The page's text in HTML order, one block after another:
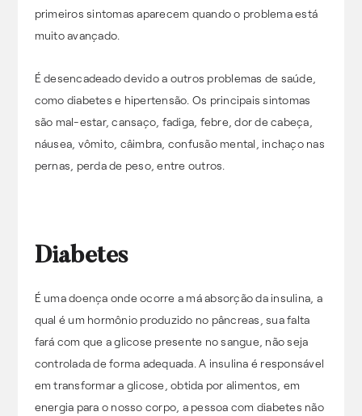
primeiros sintomas aparecem quando o problema está
muito avançado.
É desencadeado devido a outros problemas de saúde,
como diabetes e hipertensão. Os principais sintomas
são mal-estar, cansaço, fadiga, febre, dor de cabeça,
náusea, vômito, câimbra, confusão mental, inchaço nas
pernas, perda de peso, entre outros.
Diabetes
É uma doença onde ocorre a má absorção da insulina, a
qual é um hormônio produzido no pâncreas, sua falta
fará com que a glicose presente no sangue, não seja
controlada de forma adequada. A insulina é responsável
em transformar a glicose, obtida por alimentos, em
energia para o nosso corpo, a pessoa com diabetes não